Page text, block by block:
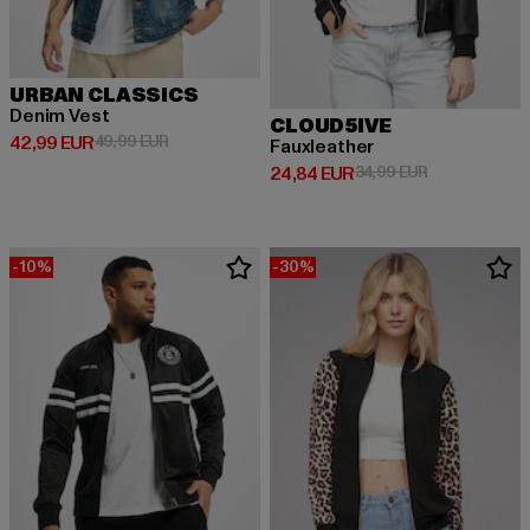
URBAN CLASSICS
Denim Vest
42,99 EUR
Derzeitiger Preis: 42,99 EUR
49,99 EURAktionspreis: 49,99 EUR
CLOUD5IVE
Fauxleather
24,84 EUR
Derzeitiger Preis: 24,84 EUR
34,99 EURAktionspreis:
-10% -30%